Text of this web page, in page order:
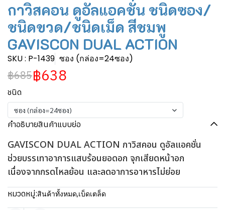
กาวิสคอน ดูอัลแอคชั่น ชนิดซอง/
ชนิดขวด/ชนิดเม็ด สีชมพู
GAVISCON DUAL ACTION
SKU : P-1439 ซอง (กล่อง=24ซอง)
฿685฿638
ชนิด
ซอง (กล่อง=24ซอง)
คำอธิบายสินค้าแบบย่อ
GAVISCON DUAL ACTION กาวิสคอน ดูอัลแอคชั่น
ช่วยบรรเทาอาการแสบร้อนยอดอก จุกเสียดหน้าอก
เนื่องจากกรดไหลย้อน และลดอาการอาหารไม่ย่อย
หมวดหมู่:สินค้าทั้งหมด,เบ็ดเตล็ด